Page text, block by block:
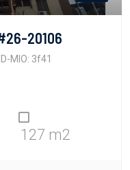
#26-20106
ID-MIO: 3f41
127 m2